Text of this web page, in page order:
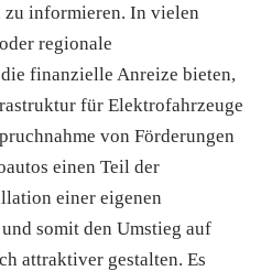
zu informieren. In vielen
regionale
finanzielle Anreize bieten,
für Elektrofahrzeuge
von Förderungen
einen Teil der
einer eigenen
somit den Umstieg auf
attraktiver gestalten. Es